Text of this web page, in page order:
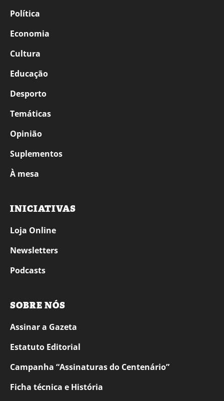
Política
Economia
Cultura
Educação
Desporto
Temáticas
Opinião
Suplementos
À mesa
INICIATIVAS
Loja Online
Newsletters
Podcasts
SOBRE NÓS
Assinar a Gazeta
Estatuto Editorial
Campanha “Assinaturas do Centenário”
Ficha técnica e História